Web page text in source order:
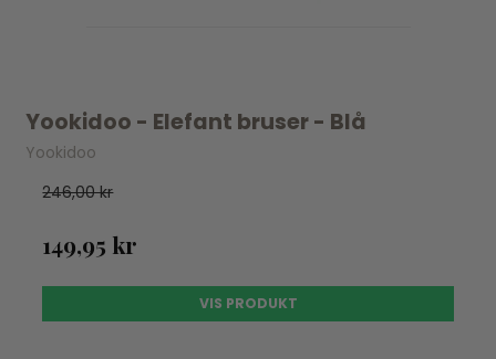
Yookidoo - Elefant bruser - Blå
Yookidoo
246,00 kr
149,95 kr
VIS PRODUKT